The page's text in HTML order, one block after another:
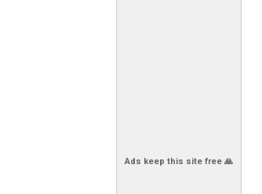
Ads keep this site free 🙏